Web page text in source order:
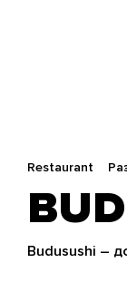
Restaurant
Budusushi –